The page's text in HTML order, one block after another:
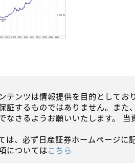
テンツは情報提供を目的として
証するものではありません。ま
なさるようお願いいたします。
は、必ず日産証券ホームページに
についてはこちら